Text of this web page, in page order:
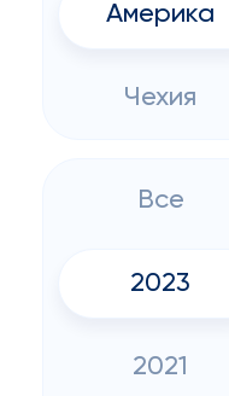
Америка
Чехия
Все
2023
2021